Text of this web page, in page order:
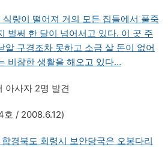
량이 떨어져 거의 모든 집들에서 풀죽
벌써 한 달이 넘어서고 있다. 이 곳 주
알 구경조차 못하고 소금 살 돈이 없어
비참한 생활을 해오고 있다…
아사자 2명 발견
호 / 2008.6.12)
경북도 회령시 보안당국은 오봉다리